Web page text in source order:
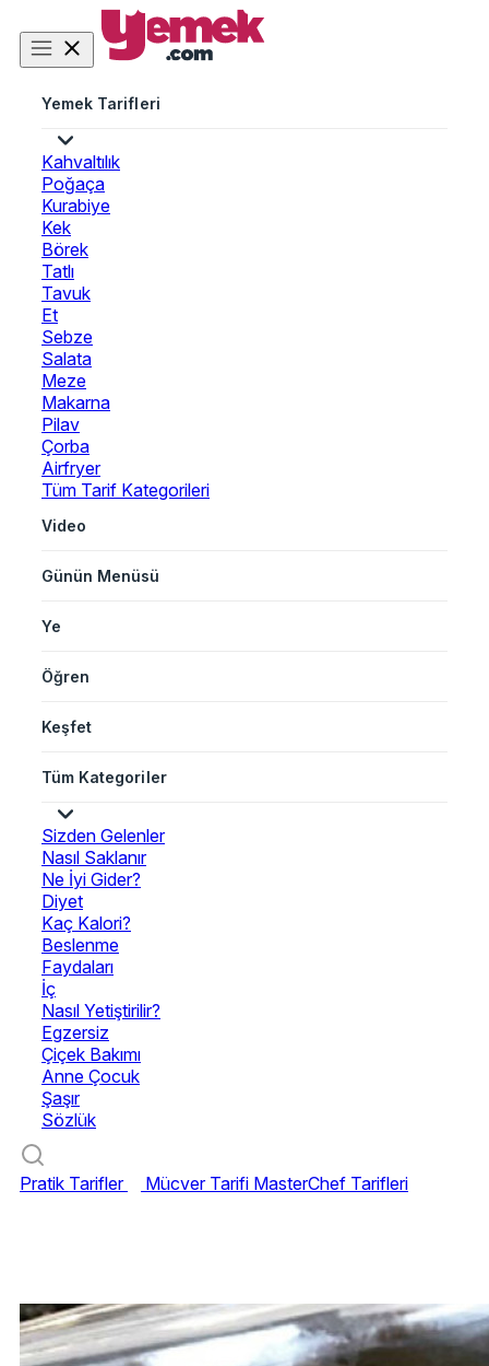
Yemek Tarifleri
Kahvaltılık
Poğaça
Kurabiye
Kek
Börek
Tatlı
Tavuk
Et
Sebze
Salata
Meze
Makarna
Pilav
Çorba
Airfryer
Tüm Tarif Kategorileri
Video
Günün Menüsü
Ye
Öğren
Keşfet
Tüm Kategoriler
Sizden Gelenler
Nasıl Saklanır
Ne İyi Gider?
Diyet
Kaç Kalori?
Beslenme
Faydaları
İç
Nasıl Yetiştirilir?
Egzersiz
Çiçek Bakımı
Anne Çocuk
Şaşır
Sözlük
Pratik Tarifler Mücver Tarifi MasterChef Tarifleri